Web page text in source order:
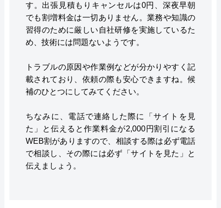
す。出張見積もりキャンセルは0円、深夜早朝
でも割増料金は一切ありません。業務や知識の
習得のために厳しい自社研修を実施しているた
め、技術には問題ないようです。
トラブルの原因や作業例などが分かりやすく記
載されており、依頼の際も安心できますね。候
補のひとつにしてみてください。
ちなみに、電話で連絡した際に「サイトを見
た」と伝えると作業料金が2,000円割引になる
WEB割がありますので、相談する際は必ず電話
で相談し、その際には必ず「サイトを見た」と
伝えましょう。